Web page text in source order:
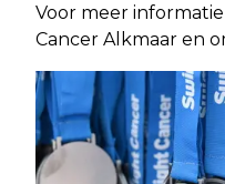
Voor meer
Cancer Alkmaar en